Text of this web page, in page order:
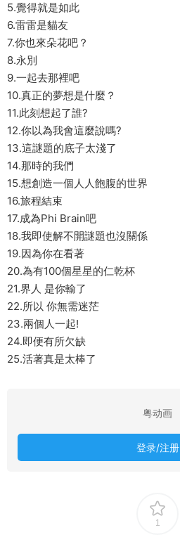
5.覺得就是如此
6.雷雷是貓友
7.你也來朵花吧？
8.永別
9.一起去那裡吧
10.真正的夢想是什麼？
11.此刻想起了誰?
12.你以為我會這麼說嗎?
13.這謎題的底子太淺了
14.那時的我們
15.想創造一個人人飽腹的世界
16.旅程結束
17.成為Phi Brain吧
18.我即使解不開謎題也沒關係
19.因為你在看著
20.為有100個星星的仁乾杯
21.界人 是你輸了
22.所以 你無需迷茫
23.兩個人一起!
24.即便有所欠缺
25.活著真是太棒了
粤动画
登录/注册
1